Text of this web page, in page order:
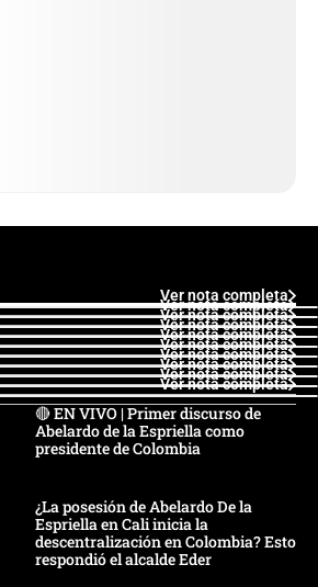
Ver nota completa
Ver nota completa
Ver nota completa
Ver nota completa
Ver nota completa
Ver nota completa
Ver nota completa
Ver nota completa
Ver nota completa
Ver nota completa
🔴 EN VIVO | Primer discurso de
Abelardo de la Espriella como
presidente de Colombia
¿La posesión de Abelardo De la
Espriella en Cali inicia la
descentralización en Colombia? Esto
respondió el alcalde Eder